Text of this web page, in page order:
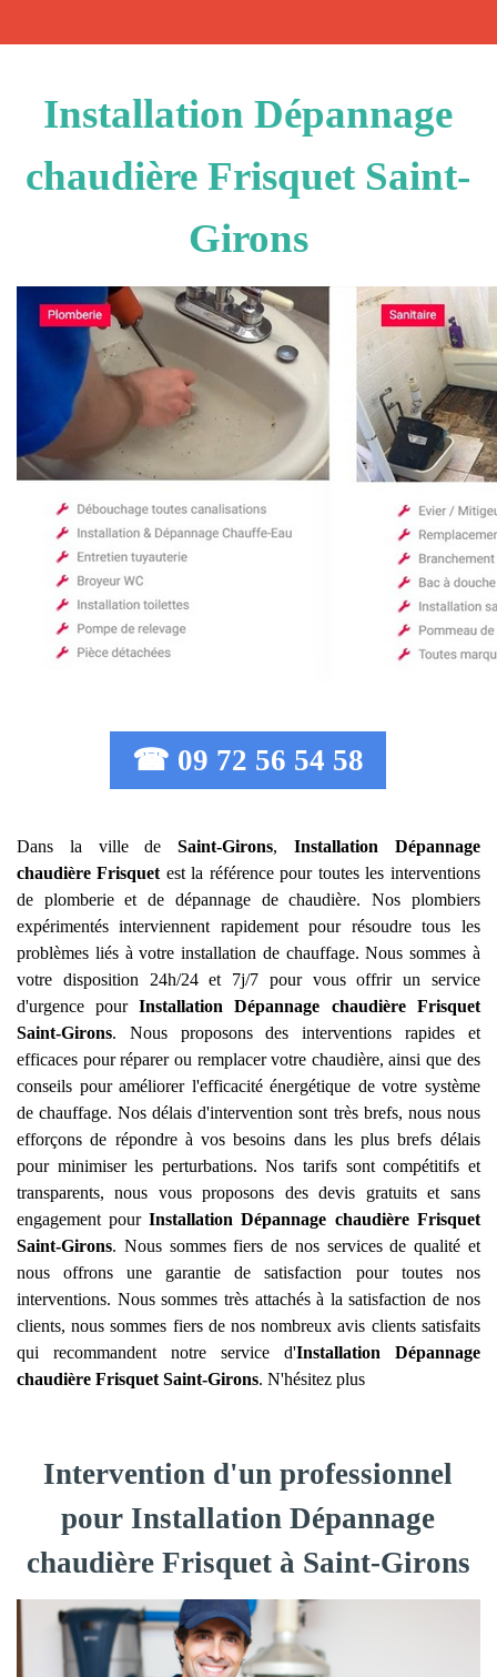
Installation Dépannage
chaudière Frisquet Saint-
Girons
☎ 09 72 56 54 58
Dans la ville deSaint-Girons, Installation Dépannage
chaudière Frisquet est la référence pour toutes les interventions
de plomberie et de dépannage de chaudière. Nos plombiers
expérimentés interviennent rapidement pour résoudre tous les
problèmes liés à votre installation de chauffage. Nous sommes à
votre disposition 24h/24 et 7j/7 pour vous offrir un service
d'urgence pourInstallation Dépannage chaudière Frisquet
Saint-Girons. Nous proposons des interventions rapides et
efficaces pour réparer ou remplacer votre chaudière, ainsi que des
conseils pour améliorer l'efficacité énergétique de votre système
de chauffage. Nos délais d'intervention sont très brefs, nous nous
efforçons de répondre à vos besoins dans les plus brefs délais
pour minimiser les perturbations. Nos tarifs sont compétitifs et
transparents, nous vous proposons des devis gratuits et sans
engagement pourInstallation Dépannage chaudière Frisquet
Saint-Girons. Nous sommes fiers de nos services de qualité et
nous offrons une garantie de satisfaction pour toutes nos
interventions. Nous sommes très attachés à la satisfaction de nos
clients, nous sommes fiers de nos nombreux avis clients satisfaits
qui recommandent notre service d'Installation Dépannage
chaudière Frisquet Saint-Girons. N'hésitez plus
Intervention d'un professionnel
pour Installation Dépannage
chaudière Frisquet à Saint-Girons